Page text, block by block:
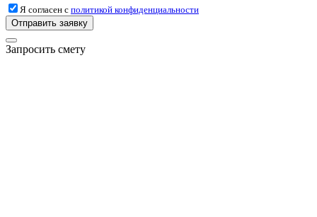
Я согласен с политикой конфиденциальности
Отправить заявку
Запросить смету